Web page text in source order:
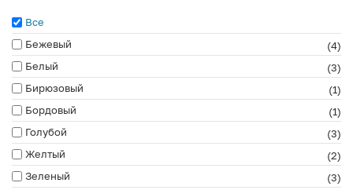
Все
Бежевый
(4)
Белый
(3)
Бирюзовый
(1)
Бордовый
(1)
Голубой
(3)
Желтый
(2)
Зеленый
(3)